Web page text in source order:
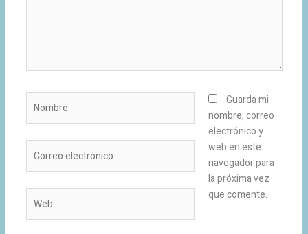
electrónico
Guarda mi
nombre, correo
electrónico y
web en este
navegador para
la próxima vez
que comente.